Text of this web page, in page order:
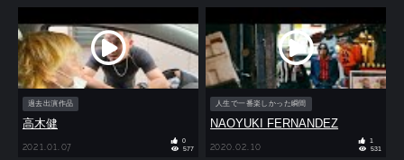
過去出演作品
高木健
2021.01.07
0
577
人生で一番楽しかった瞬間
NAOYUKI FERNANDEZ
2020.02.10
1
531